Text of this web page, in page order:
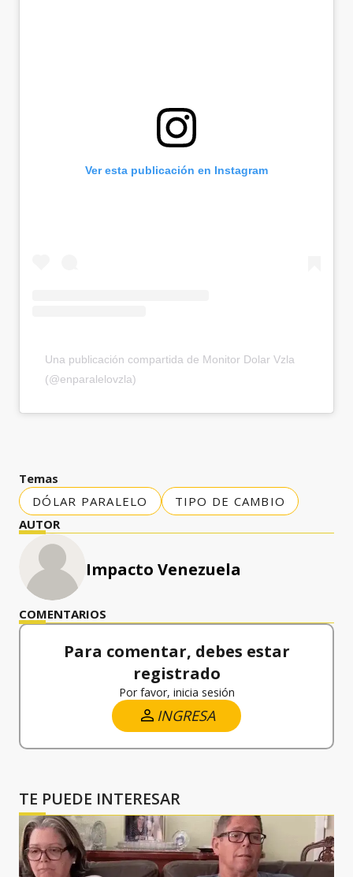
Ver esta publicación en Instagram
Una publicación compartida de Monitor Dolar Vzla
(@enparalelovzla)
Temas
DÓLAR PARALELO
TIPO DE CAMBIO
AUTOR
Impacto Venezuela
COMENTARIOS
Para comentar, debes estar
registrado
Por favor, inicia sesión
INGRESA
TE PUEDE INTERESAR